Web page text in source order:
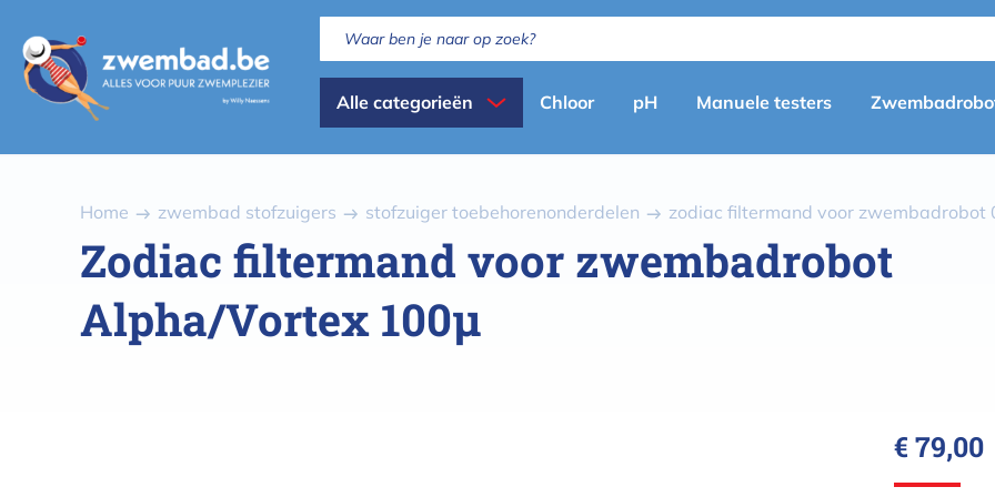
en
naar
de
Dispaly
all
Alle categorieën
Primary
menu
Chloor pH Manuele testers
Kruimelpad
Home zwembad stofzuigers stofzuiger toebehorenonderdelen zodiac filtermand voor zwembadrobot
Zodiac filtermand voor zwembadrobot
Alpha/Vortex 100µ
€ 79,00